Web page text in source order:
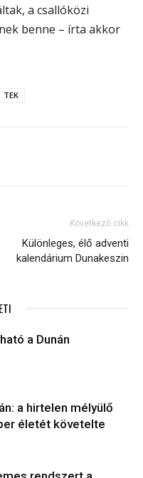
a csallóközi
benne – írta akkor
TEK
Következő cikk
Különleges, élő adventi
kalendárium Dunakeszin
a Dunán
a hirtelen mélyülő
életét követelte